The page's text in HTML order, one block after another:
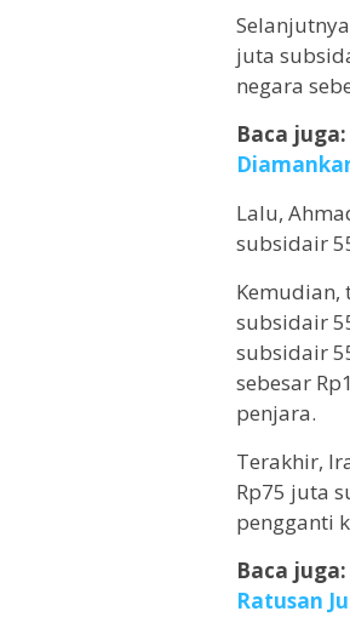
juta
negara
Baca juga:
Lalu,
subsidair
Kemudian,
subsidair
subsidair
sebesar
penjara.
Terakhir,
Rp75 juta
pengganti
Baca juga:
Ratusan